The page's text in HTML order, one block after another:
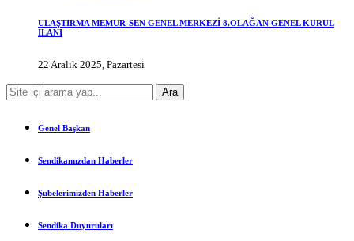
ULAŞTIRMA MEMUR-SEN GENEL MERKEZİ 8.OLAĞAN GENEL KURUL
İLANI
22 Aralık 2025, Pazartesi
Genel Başkan
Sendikamızdan Haberler
Şubelerimizden Haberler
Sendika Duyuruları